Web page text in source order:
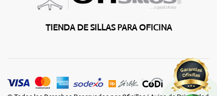
TIENDA DE SILLAS PARA OFICINA